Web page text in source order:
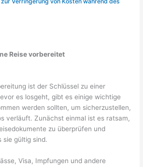
Reise vorbereitet
ist der Schlüssel zu einer
es losgeht, gibt es einige wichtige
werden sollten, um sicherzustellen,
verläuft. Zunächst einmal ist es ratsam,
zu überprüfen und
sie gültig sind.
Visa, Impfungen und andere